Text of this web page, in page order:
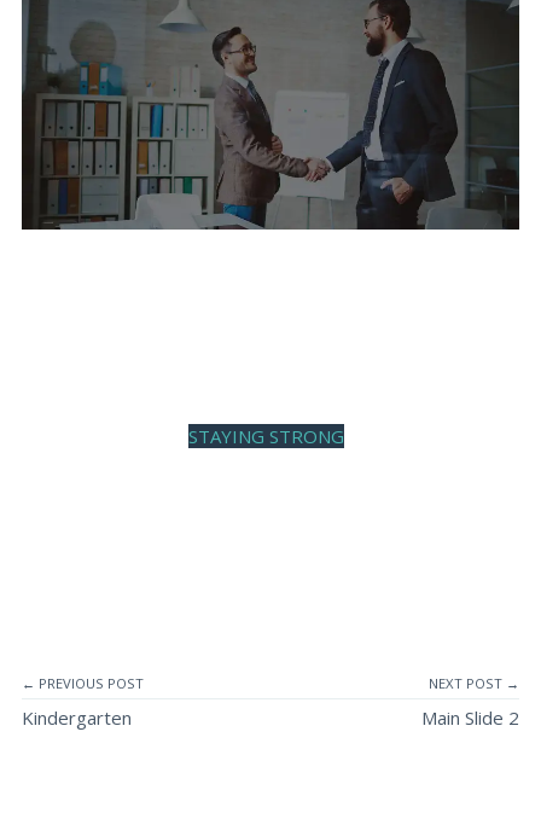
STAYING STRONG
← PREVIOUS POST
Kindergarten
NEXT POST →
Main Slide 2